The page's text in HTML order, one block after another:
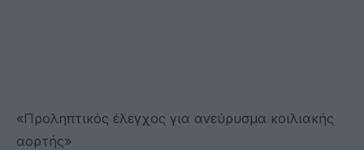
«Προληπτικός έλεγχος για ανεύρυσμα κοιλιακής
αορτής»